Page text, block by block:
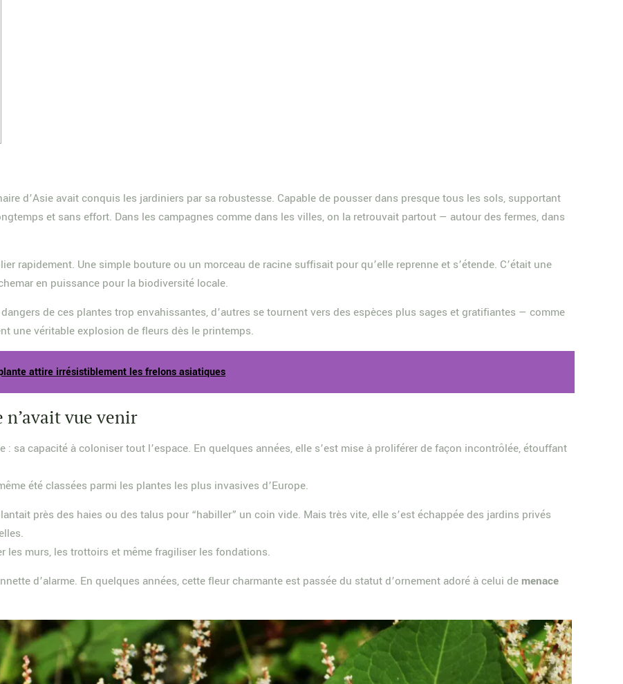
d’Asie avait conquis les jardiniers par sa robustesse. Capable de pousser dans presque tous les sols, supportant
et sans effort. Dans les campagnes comme dans les villes, on la retrouvait partout — autour des fermes, dans
rapidement. Une simple bouture ou un morceau de racine suffisait pour qu’elle reprenne et s’étende. C’était une
en puissance pour la biodiversité locale.
de ces plantes trop envahissantes, d’autres se tournent vers des espèces plus sages et gratifiantes — comme
une véritable explosion de fleurs dès le printemps.
attire irrésistiblement les frelons asiatiques
n’avait vue venir
sa capacité à coloniser tout l’espace. En quelques années, elle s’est mise à proliférer de façon incontrôlée, étouffant
été classées parmi les plantes les plus invasives d’Europe.
près des haies ou des talus pour “habiller” un coin vide. Mais très vite, elle s’est échappée des jardins privés
les murs, les trottoirs et même fragiliser les fondations.
d’alarme. En quelques années, cette fleur charmante est passée du statut d’ornement adoré à celui de menace